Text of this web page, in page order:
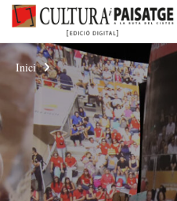
Inici